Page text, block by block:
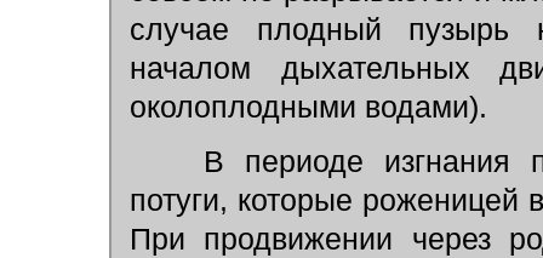
случае плодный пузырь
началом дыхательных
околоплодными водами).
В периоде изгнания
потуги, которые роженицей
При продвижении через